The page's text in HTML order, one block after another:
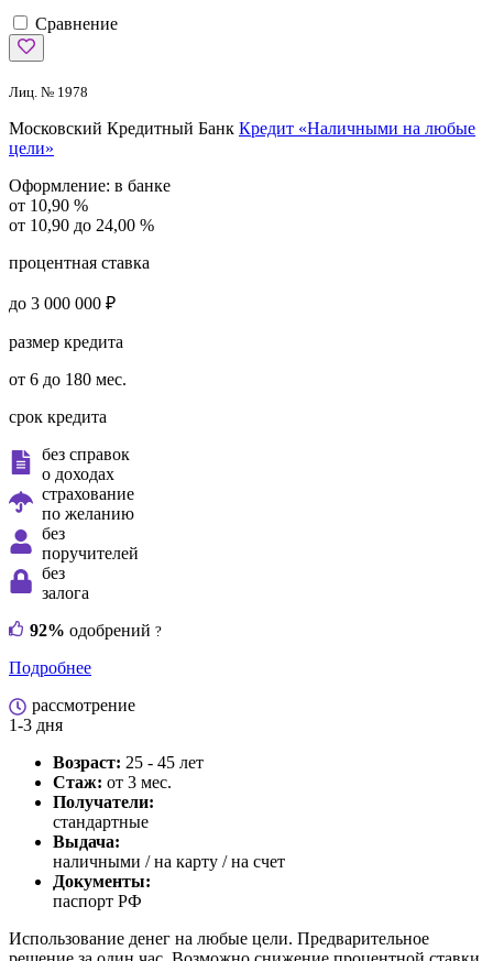
Сравнение
Лиц. № 1978
Московский Кредитный Банк Кредит «Наличными на любые
цели»
Оформление: в банке
от 10,90 %
от 10,90 до 24,00 %
процентная ставка
до 3 000 000 ₽
размер кредита
от 6 до 180 мес.
срок кредита
без справок
о доходах
страхование
по желанию
без
поручителей
без
залога
92% одобрений ?
Подробнее
рассмотрение
1-3 дня
Возраст: 25 - 45 лет
Стаж: от 3 мес.
Получатели:
стандартные
Выдача:
наличными / на карту / на счет
Документы:
паспорт РФ
Использование денег на любые цели. Предварительное